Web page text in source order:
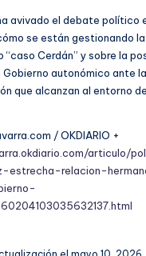
avivado el debate político
se están gestionando
“caso Cerdán” y sobre la
Gobierno autonómico ante
que alcanzan al entorno
/ OKDIARIO +
articulo/
estrecha-relacion-